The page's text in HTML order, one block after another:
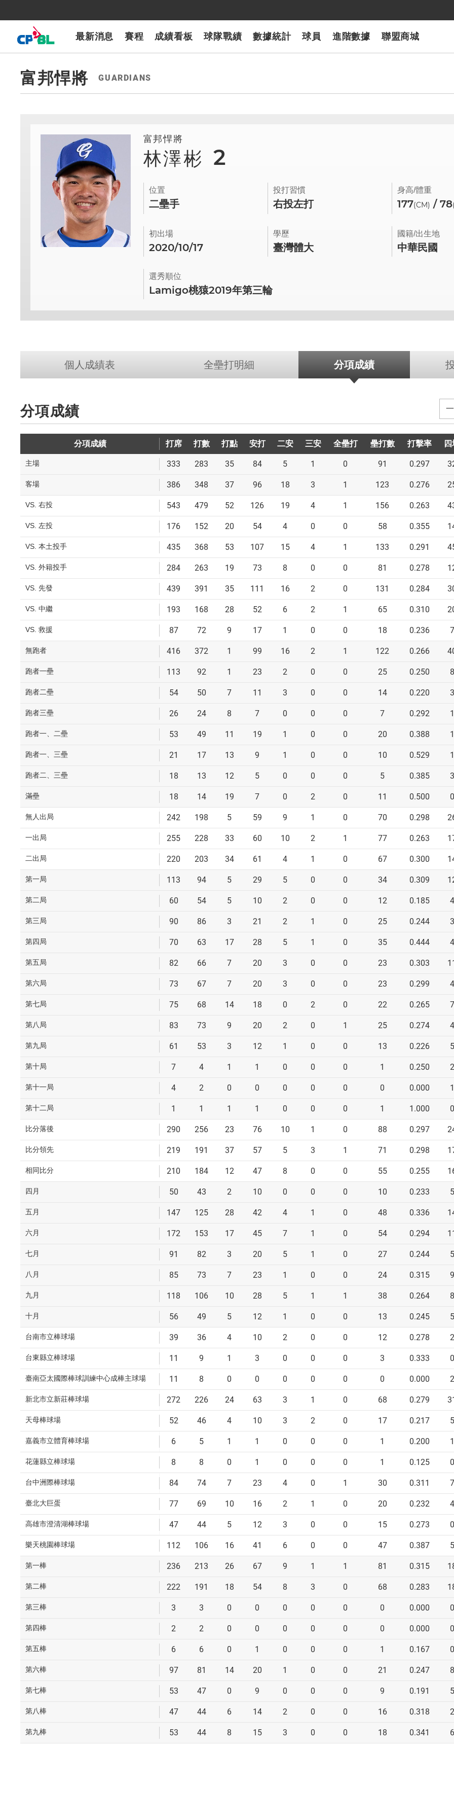
最新消息 賽程 成績看板 球隊戰績 數據統計 球員 進階數據 聯盟商城
7-ELEVEn獅
樂天桃猿富邦悍將 味全龍 台鋼雄鷹CPBLTV
富邦悍將 GUARDIANS
富邦悍將
林澤彬 2
位置
二壘手
投打習慣
右投左打
身高/體重
177(CM) / 78
初出場
2020/10/17
學歷
臺灣體大
國籍/出生地
中華民國
選秀順位
Lamigo桃猿2019年第三輪
個人成績表 全壘打明細 分項成績
分項成績
打席 打數 打點 安打 二安 三安 全壘打 壘打數 打擊率
分項成績 打席 打數 打點 安打 二安 三安 全壘打 壘打數 打擊率
主場 333 283 35 84 5 1 0 91 0.297
客場 386 348 37 96 18 3 1 123 0.276
VS. 右投 543 479 52 126 19 4 1 156 0.263
VS. 左投 176 152 20 54 4 0 0 58 0.355
VS. 本土投手 435 368 53 107 15 4 1 133 0.291
VS. 外籍投手 284 263 19 73 8 0 0 81 0.278
VS. 先發 439 391 35 111 16 2 0 131 0.284
VS. 中繼 193 168 28 52 6 2 1 65 0.310
VS. 救援 87 72 9 17 1 0 0 18 0.236 7
無跑者 416 372 1 99 16 2 1 122 0.266
跑者一壘 113 92 1 23 2 0 0 25 0.250 8
跑者二壘 54 50 7 11 3 0 0 14 0.220 3
跑者三壘 26 24 8 7 0 0 0 7 0.292 1
跑者一、二壘 53 49 11 19 1 0 0 20 0.388 1
跑者一、三壘 21 17 13 9 1 0 0 10 0.529 1
跑者二、三壘 18 13 12 5 0 0 0 5 0.385 3
滿壘 18 14 19 7 0 2 0 11 0.500 0
無人出局 242 198 5 59 9 1 0 70 0.298
一出局 255 228 33 60 10 2 1 77 0.263
二出局 220 203 34 61 4 1 0 67 0.300
第一局 113 94 5 29 5 0 0 34 0.309
第二局 60 54 5 10 2 0 0 12 0.185 4
第三局 90 86 3 21 2 1 0 25 0.244 3
第四局 70 63 17 28 5 1 0 35 0.444 4
第五局 82 66 7 20 3 0 0 23 0.303
第六局 73 67 7 20 3 0 0 23 0.299 4
第七局 75 68 14 18 0 2 0 22 0.265 7
第八局 83 73 9 20 2 0 1 25 0.274 4
第九局 61 53 3 12 1 0 0 13 0.226 5
第十局 7 4 1 1 0 0 0 1 0.250 2
第十一局 4 2 0 0 0 0 0 0 0.000 1
第十二局 1 1 1 1 0 0 0 1 1.000 0
比分落後 290 256 23 76 10 1 0 88 0.297
比分領先 219 191 37 57 5 3 1 71 0.298
相同比分 210 184 12 47 8 0 0 55 0.255
四月 50 43 2 10 0 0 0 10 0.233 5
五月 147 125 28 42 4 1 0 48 0.336
六月 172 153 17 45 7 1 0 54 0.294
七月 91 82 3 20 5 1 0 27 0.244 5
八月 85 73 7 23 1 0 0 24 0.315 9
九月 118 106 10 28 5 1 1 38 0.264 8
十月 56 49 5 12 1 0 0 13 0.245 5
台南市立棒球場 39 36 4 10 2 0 0 12 0.278 2
台東縣立棒球場 11 9 1 3 0 0 0 3 0.333 0
臺南亞太國際棒球訓練中心成棒主球場 11 8 0 0 0 0 0 0 0.000 2
新北市立新莊棒球場 272 226 24 63 3 1 0 68 0.279
天母棒球場 52 46 4 10 3 2 0 17 0.217 5
嘉義市立體育棒球場 6 5 1 1 0 0 0 1 0.200 1
花蓮縣立棒球場 8 8 0 1 0 0 0 1 0.125 0
台中洲際棒球場 84 74 7 23 4 0 1 30 0.311 7
臺北大巨蛋 77 69 10 16 2 1 0 20 0.232 4
高雄市澄清湖棒球場 47 44 5 12 3 0 0 15 0.273 0
樂天桃園棒球場 112 106 16 41 6 0 0 47 0.387 5
第一棒 236 213 26 67 9 1 1 81 0.315
第二棒 222 191 18 54 8 3 0 68 0.283
第三棒 3 3 0 0 0 0 0 0 0.000 0
第四棒 2 2 0 0 0 0 0 0 0.000 0
第五棒 6 6 0 1 0 0 0 1 0.167 0
第六棒 97 81 14 20 1 0 0 21 0.247 8
第七棒 53 47 0 9 0 0 0 9 0.191 5
第八棒 47 44 6 14 2 0 0 16 0.318 2
第九棒 53 44 8 15 3 0 0 18 0.341 6